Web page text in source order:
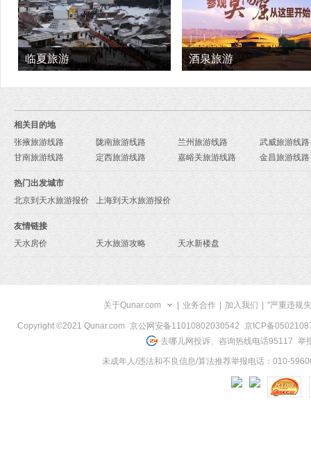
临夏旅游 酒泉旅游
相关目的地
张掖旅游线路
陇南旅游线路 兰州旅游线路
武威旅游线路
甘南旅游线路
定西旅游线路 嘉峪关旅游线路 金昌旅游线路
热门出发城市
北京到天水旅游报价
上海到天水旅游报价
友情链接
天水房价
天水旅游攻略 天水新楼盘
关于Qunar.com 业务合作 加入我们 "严重违规
Copyright ©2021 Qunar.com 京公网安备11010802030542
京ICP备
去哪儿网投诉、咨询热线电话95117 举
未成年人/违法和不良信息/算法推荐举报电话：010-